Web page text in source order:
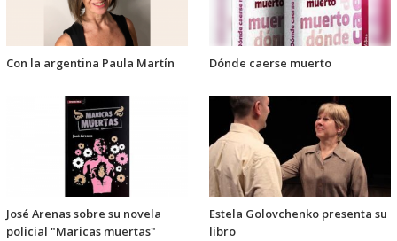
Con la argentina Paula Martín Dónde caerse muerto
José Arenas sobre su novela
policial "Maricas muertas"
Estela Golovchenko presenta su
libro